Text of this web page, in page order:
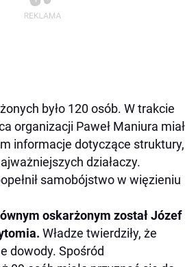
było 120 osób. W trakcie
organizacji Paweł Maniura miał
informacje dotyczące struktury,
działaczy.
samobójstwo w więzieniu
oskarżonym został Józef
Władze twierdziły, że
dowody. Spośród